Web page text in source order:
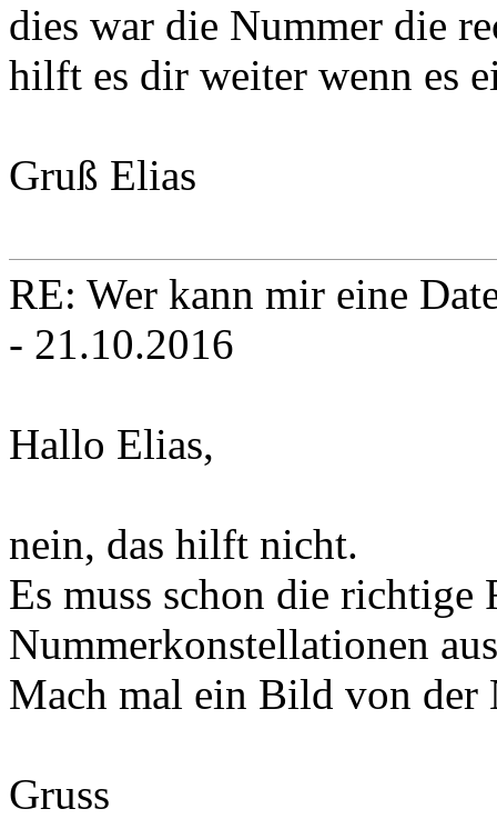
dies war die Nummer die
hilft es dir weiter wenn es
Gruß Elias
RE: Wer kann mir eine
- 21.10.2016
Hallo Elias,
nein, das hilft nicht.
Es muss schon die richtige
Nummerkonstellationen
Mach mal ein Bild von der
Gruss